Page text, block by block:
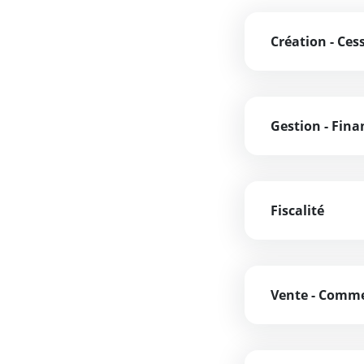
Création -
Gestion -
Fiscalité
Vente -